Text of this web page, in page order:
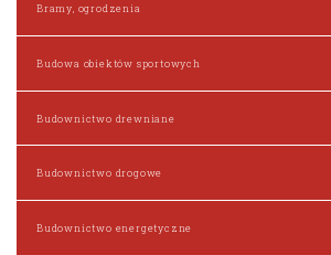
Bramy, ogrodzenia
Budowa obiektów sportowych
Budownictwo drewniane
Budownictwo drogowe
Budownictwo energetyczne